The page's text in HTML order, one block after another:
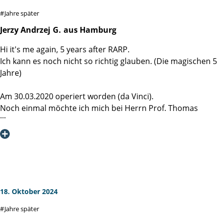
viel Glück und Kraft bei Ihrer beruflichen Tätigkeit und für
die Patienten weiter so tolle Heilungserfolge.
Jahre später
Jerzy Andrzej G. aus Hamburg
Hi it's me again, 5 years after RARP.
Ich kann es noch nicht so richtig glauben. (Die magischen 5
Jahre)
Am 30.03.2020 operiert worden (da Vinci).
Noch einmal möchte ich mich bei Herrn Prof. Thomas
Steuber und seinem OP-Team für die Chance, die ich
bekommen habe, herzlich bedanken.
2.) Kontinenz bis jetzt perfekt.
18. Oktober 2024
Jahre später